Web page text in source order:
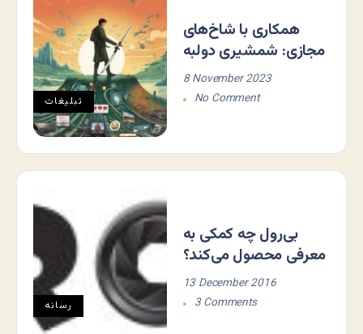
تبلیغات
همکاری با شاخ‌های
مجازی: شمشیری دولبه
8 November 2023
No Comment
رسانه
بی‌رول چه کمکی به
معرفی محصول می‌کند؟
13 December 2016
3 Comments